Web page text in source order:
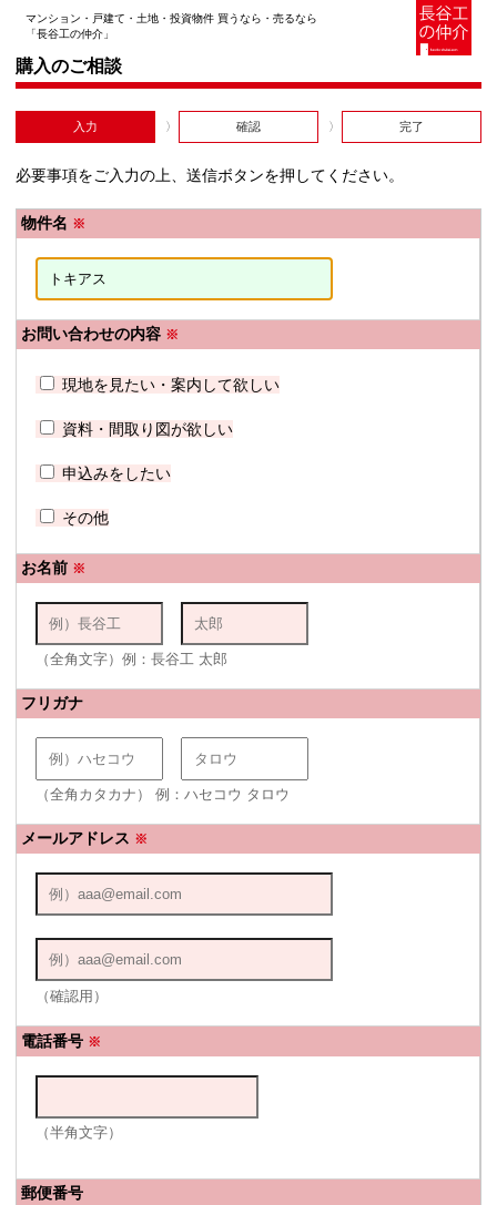
マンション・戸建て・土地・投資物件 買うなら・売るなら
「長谷工の仲介」
購入のご相談
入力 確認 完了
必要事項をご入力の上、送信ボタンを押してください。
物件名 ※
お問い合わせの内容 ※
現地を見たい・案内して欲しい
資料・間取り図が欲しい
申込みをしたい
その他
お名前 ※
（全角文字）例：長谷工 太郎
フリガナ
（全角カタカナ） 例：ハセコウ タロウ
メールアドレス ※
（確認用）
電話番号 ※
（半角文字）
郵便番号